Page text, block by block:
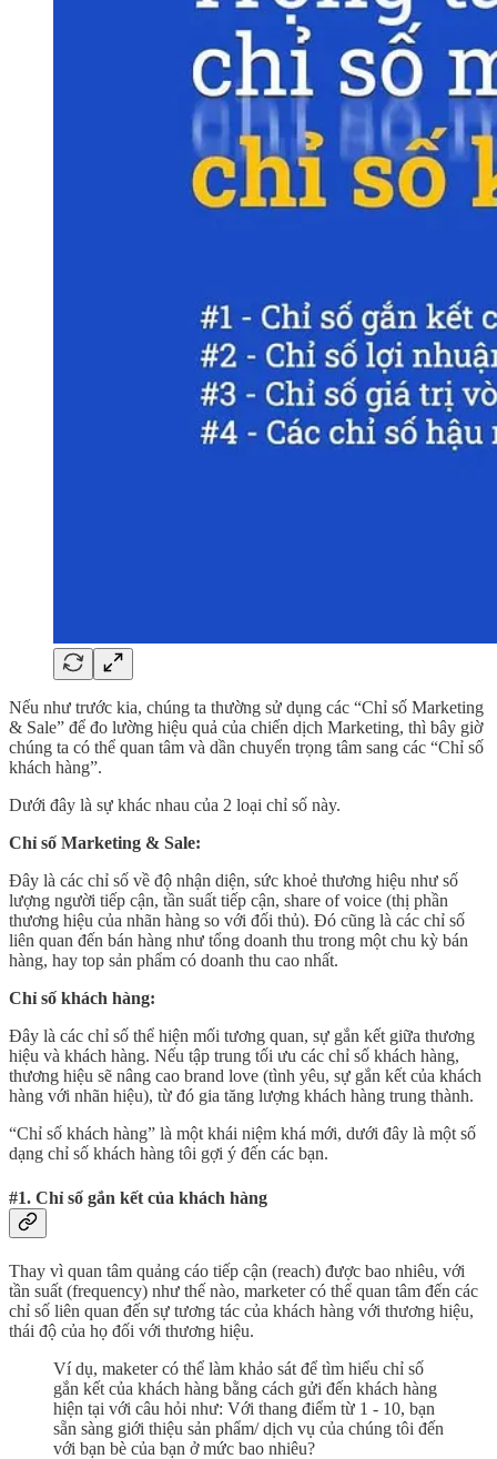
Nếu như trước kia, chúng ta thường sử dụng các “Chỉ số Marketing
& Sale” để đo lường hiệu quả của chiến dịch Marketing, thì bây giờ
chúng ta có thể quan tâm và dần chuyển trọng tâm sang các “Chỉ số
khách hàng”.
Dưới đây là sự khác nhau của 2 loại chỉ số này.
Chỉ số Marketing & Sale:
Đây là các chỉ số về độ nhận diện, sức khoẻ thương hiệu như số
lượng người tiếp cận, tần suất tiếp cận, share of voice (thị phần
thương hiệu của nhãn hàng so với đối thủ). Đó cũng là các chỉ số
liên quan đến bán hàng như tổng doanh thu trong một chu kỳ bán
hàng, hay top sản phẩm có doanh thu cao nhất.
Chỉ số khách hàng:
Đây là các chỉ số thể hiện mối tương quan, sự gắn kết giữa thương
hiệu và khách hàng. Nếu tập trung tối ưu các chỉ số khách hàng,
thương hiệu sẽ nâng cao brand love (tình yêu, sự gắn kết của khách
hàng với nhãn hiệu), từ đó gia tăng lượng khách hàng trung thành.
“Chỉ số khách hàng” là một khái niệm khá mới, dưới đây là một số
dạng chỉ số khách hàng tôi gợi ý đến các bạn.
#1. Chỉ số gắn kết của khách hàng
Thay vì quan tâm quảng cáo tiếp cận (reach) được bao nhiêu, với
tần suất (frequency) như thế nào, marketer có thể quan tâm đến các
chỉ số liên quan đến sự tương tác của khách hàng với thương hiệu,
thái độ của họ đối với thương hiệu.
Ví dụ, maketer có thể làm khảo sát để tìm hiểu chỉ số
gắn kết của khách hàng bằng cách gửi đến khách hàng
hiện tại với câu hỏi như: Với thang điểm từ 1 - 10, bạn
sẵn sàng giới thiệu sản phẩm/ dịch vụ của chúng tôi đến
với bạn bè của bạn ở mức bao nhiêu?